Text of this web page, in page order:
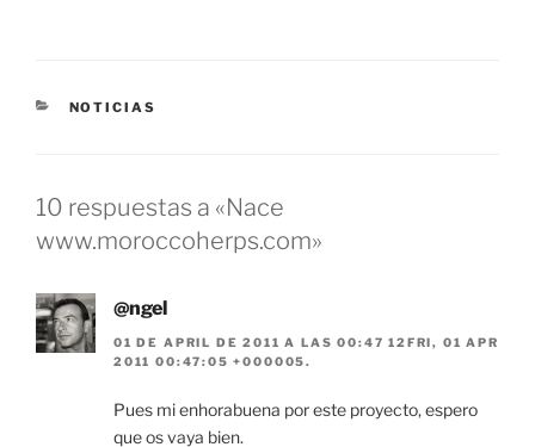
CATEGORÍAS
NOTICIAS
10 respuestas a «Nace
www.moroccoherps.com»
@ngel
01 DE APRIL DE 2011 A LAS 00:47 12FRI, 01 APR
2011 00:47:05 +000005.
Pues mi enhorabuena por este proyecto, espero
que os vaya bien.